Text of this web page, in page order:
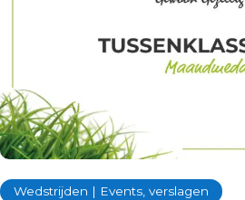
Wedstrijden | Events, verslagen